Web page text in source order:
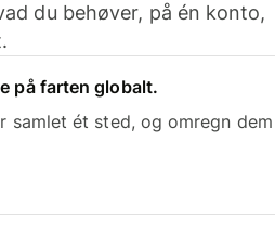
du behøver, på én konto,
på farten globalt.
samlet ét sted, og omregn dem